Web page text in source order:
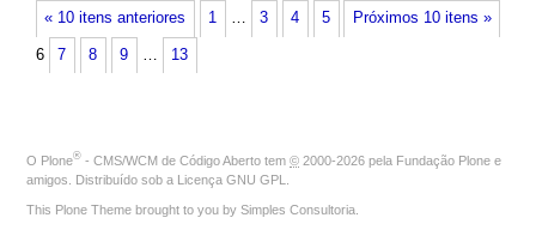
« 10 itens anteriores Próximos 10 itens »
1 … 3 4 5
6 7 8 9 … 13
O Plone® - CMS/WCM de Código Aberto tem © 2000-2026 pela Fundação Plone e
amigos. Distribuído sob a Licença GNU GPL
This Plone Theme brought to you by Simples Consultoria